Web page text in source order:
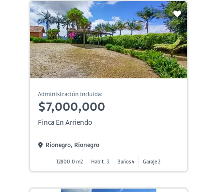
Administración incluida:
$7,000,000
Finca En Arriendo
Rionegro, Rionegro
12800.0 m2 Habit. 3 Baños 4 Garaje 2